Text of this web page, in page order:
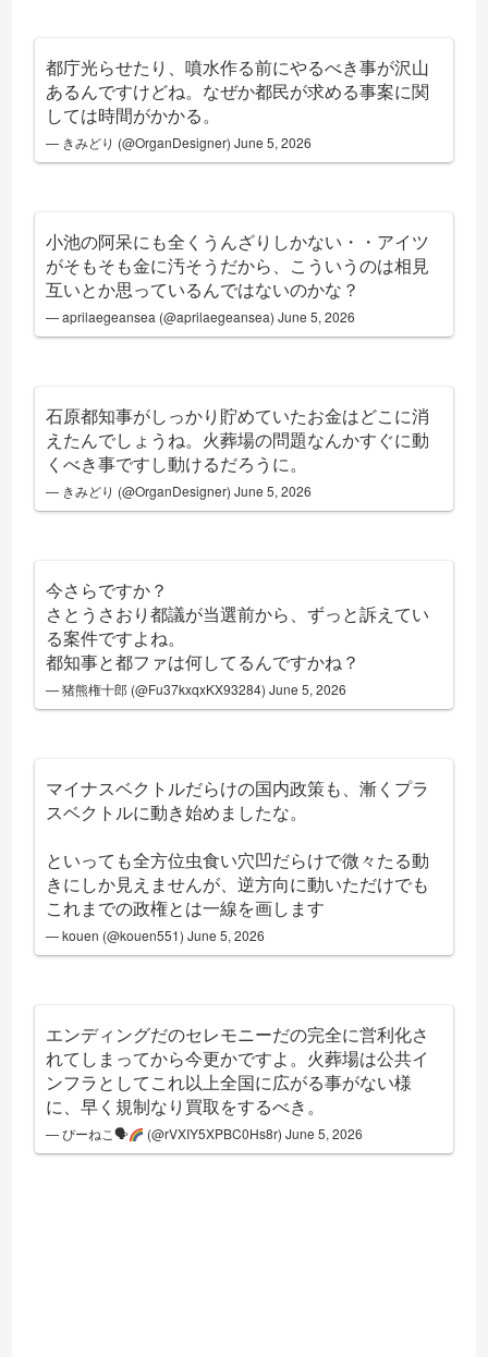
都庁光らせたり、噴水作る前にやるべき事が沢山
あるんですけどね。なぜか都民が求める事案に関
しては時間がかかる。
— きみどり (@OrganDesigner)June 5, 2026
小池の阿呆にも全くうんざりしかない・・アイツ
がそもそも金に汚そうだから、こういうのは相見
互いとか思っているんではないのかな？
— aprilaegeansea (@aprilaegeansea)June 5, 2026
石原都知事がしっかり貯めていたお金はどこに消
えたんでしょうね。火葬場の問題なんかすぐに動
くべき事ですし動けるだろうに。
— きみどり (@OrganDesigner)June 5, 2026
今さらですか？
さとうさおり都議が当選前から、ずっと訴えてい
る案件ですよね。
都知事と都ファは何してるんですかね？
— 猪熊権十郎 (@Fu37kxqxKX93284)June 5, 2026
マイナスベクトルだらけの国内政策も、漸くプラ
スベクトルに動き始めましたな。
といっても全方位虫食い穴凹だらけで微々たる動
きにしか見えませんが、逆方向に動いただけでも
これまでの政権とは一線を画します
— kouen (@kouen551)June 5, 2026
エンディングだのセレモニーだの完全に営利化さ
れてしまってから今更かですよ。火葬場は公共イ
ンフラとしてこれ以上全国に広がる事がない様
に、早く規制なり買取をするべき。
— ぴーねこ🗣 (@rVXIY5XPBC0Hs8r) June 5, 2026